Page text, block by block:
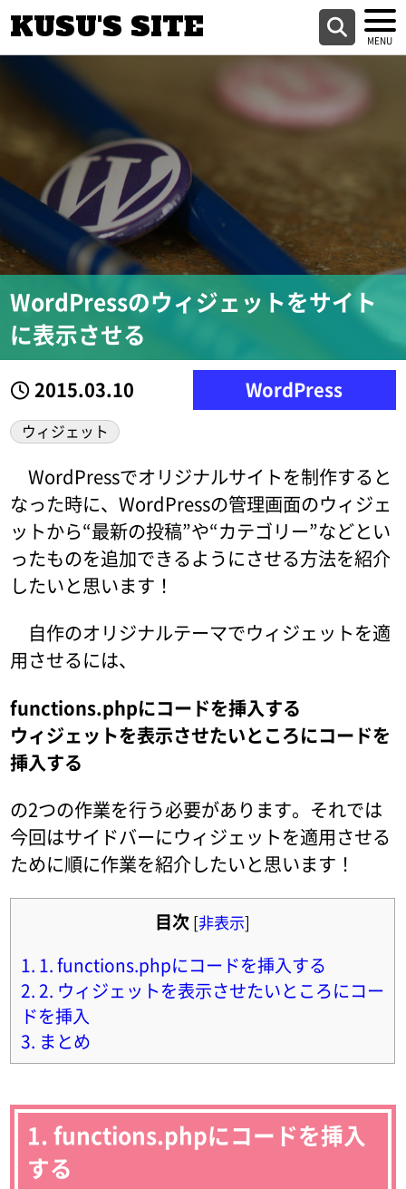
KUSU'S SITE
WordPressのウィジェットをサイト
に表示させる
2015.03.10 WordPress
ウィジェット
WordPressでオリジナルサイトを制作すると
なった時に、WordPressの管理画面のウィジェ
ットから“最新の投稿”や“カテゴリー”などとい
ったものを追加できるようにさせる方法を紹介
したいと思います！
自作のオリジナルテーマでウィジェットを適
用させるには、
functions.phpにコードを挿入する
ウィジェットを表示させたいところにコードを
挿入する
の2つの作業を行う必要があります。それでは
今回はサイドバーにウィジェットを適用させる
ために順に作業を紹介したいと思います！
目次 [非表示]
1. 1. functions.phpにコードを挿入する
2. 2. ウィジェットを表示させたいところにコー
ドを挿入
3. まとめ
1. functions.phpにコードを挿入
する